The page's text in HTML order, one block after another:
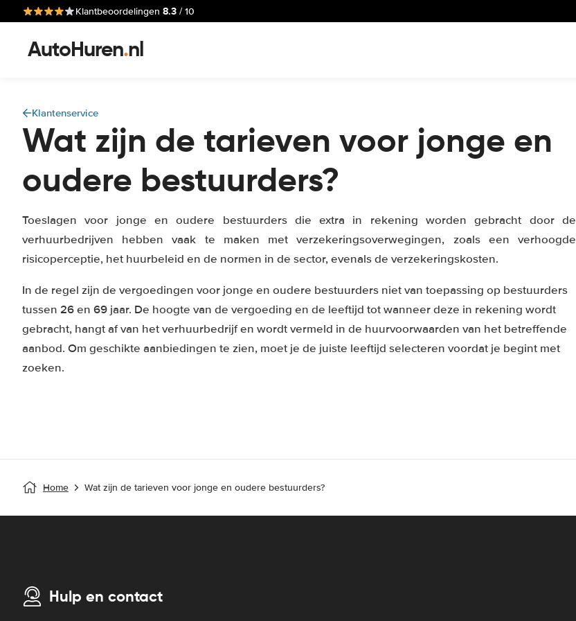
Klantbeoordelingen 8.3 / 10
AutoHuren.nl
Klantenservice
Wat zijn de tarieven voor jonge en
oudere bestuurders?
Toeslagen voor jonge en oudere bestuurders die extra in rekening worden gebracht door de
verhuurbedrijven hebben vaak te maken met verzekeringsoverwegingen, zoals een verhoogde
risicoperceptie, het huurbeleid en de normen in de sector, evenals de verzekeringskosten.
In de regel zijn de vergoedingen voor jonge en oudere bestuurders niet van toepassing op bestuurders
tussen 26 en 69 jaar. De hoogte van de vergoeding en de leeftijd tot wanneer deze in rekening wordt
gebracht, hangt af van het verhuurbedrijf en wordt vermeld in de huurvoorwaarden van het betreffende
aanbod. Om geschikte aanbiedingen te zien, moet je de juiste leeftijd selecteren voordat je begint met
zoeken.
Home Wat zijn de tarieven voor jonge en oudere bestuurders?
Hulp en contact